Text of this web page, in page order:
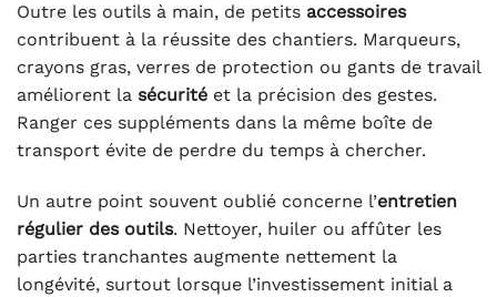
Outre les outils à main, de petits accessoires
contribuent à la réussite des chantiers. Marqueurs,
crayons gras, verres de protection ou gants de travail
améliorent la sécurité et la précision des gestes.
Ranger ces suppléments dans la même boîte de
transport évite de perdre du temps à chercher.
Un autre point souvent oublié concerne l’entretien
régulier des outils. Nettoyer, huiler ou affûter les
parties tranchantes augmente nettement la
longévité, surtout lorsque l’investissement initial a